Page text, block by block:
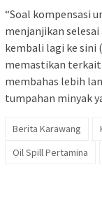
“Soal kompensasi
menjanjikan
kembali lagi ke sini
memastikan terkait
membahas lebih
tumpahan minyak
Berita Karawang
Oil Spill Pertamina